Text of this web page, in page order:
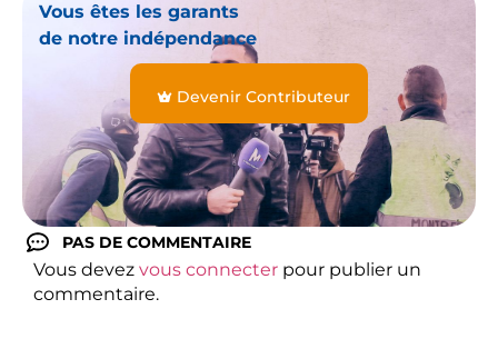
Vous êtes les garants
de notre indépendance
Devenir Contributeur
PAS DE COMMENTAIRE
Vous devez vous connecter pour publier un
commentaire.